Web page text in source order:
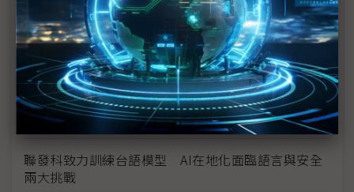
企業AI與產業AI雙軸成長 宜鼎系統性應用攻企業數
位轉型
台灣成全球AI核心軍火庫 5大產業10兆產值達標
量子技術多線發展誰勝出？ NVIDIA：誰都不會取代
GPU
聯發科致力訓練台語模型 AI在地化面臨語言與安全
兩大挑戰